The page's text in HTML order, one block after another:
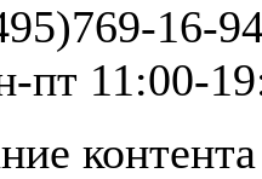
16-
пт 11:00-